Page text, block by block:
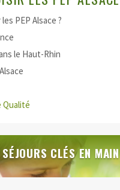
PEP Alsace ?
le Haut-Rhin
Qualité
CLÉS EN MAIN